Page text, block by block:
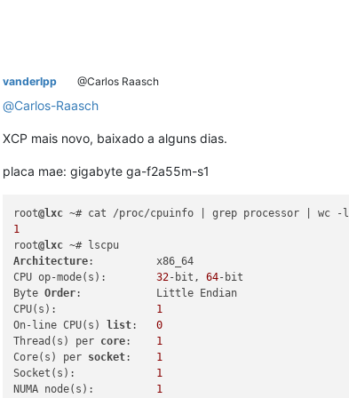
vanderlpp @Carlos Raasch
@Carlos-Raasch
XCP mais novo, baixado a alguns dias.
placa mae: gigabyte ga-f2a55m-s1
root@lxc
1
root@lxc
Architecture:          x86_64
CPU op-mode(s): 32-bit, 64-bit
Byte Order:            Little Endian
CPU(s): 1
On-line CPU(s)
list: 0
Thread(s) per core: 1
Core(s) per socket: 1
Socket(s): 1
NUMA node(s): 1